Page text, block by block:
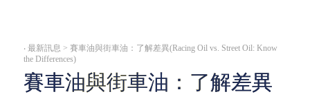
‧最新訊息 > 賽車油與街車油：了解差異(Racing Oil vs. Street Oil: Know
the Differences)
賽車油與街車油：了解差異